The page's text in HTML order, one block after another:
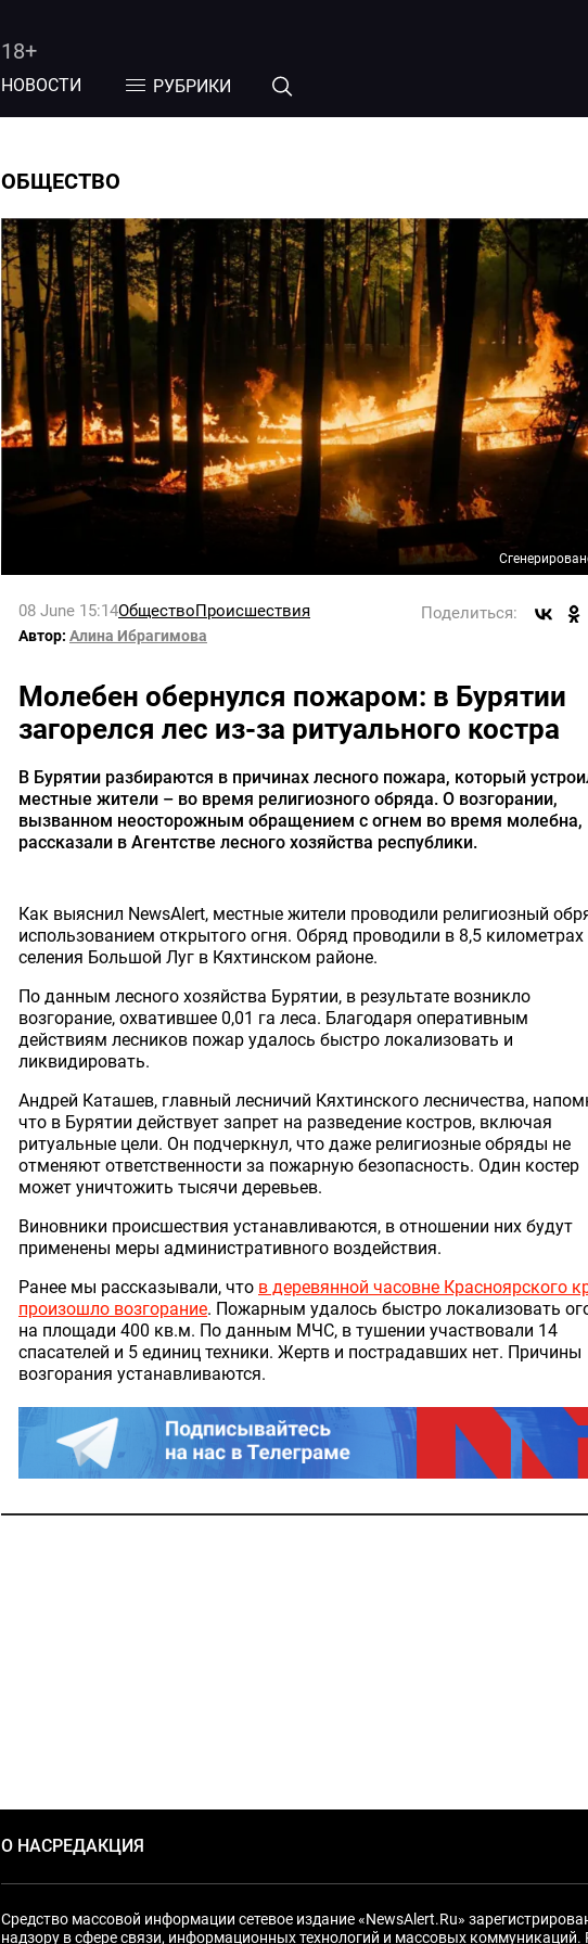
18+
НОВОСТИ РУБРИКИ
ОБЩЕСТВО
08 June 15:14ОбществоПроисшествия Поделиться:
Автор: Алина Ибрагимова
Молебен обернулся пожаром: в Бурятии
загорелся лес из-за ритуального костра
В Бурятии разбираются в причинах лесного пожара, который
местные жители – во время религиозного обряда. О возгорании,
вызванном неосторожным обращением с огнем во время молебна,
рассказали в Агентстве лесного хозяйства республики.
Как выяснил NewsAlert, местные жители проводили религиозный
использованием открытого огня. Обряд проводили в 8,5 километрах
селения Большой Луг в Кяхтинском районе.
По данным лесного хозяйства Бурятии, в результате возникло
возгорание, охватившее 0,01 га леса. Благодаря оперативным
действиям лесников пожар удалось быстро локализовать и
ликвидировать.
Андрей Каташев, главный лесничий Кяхтинского лесничества,
что в Бурятии действует запрет на разведение костров, включая
ритуальные цели. Он подчеркнул, что даже религиозные обряды не
отменяют ответственности за пожарную безопасность. Один костер
может уничтожить тысячи деревьев.
Виновники происшествия устанавливаются, в отношении них будут
применены меры административного воздействия.
Ранее мы рассказывали, что в деревянной часовне Красноярского
произошло возгорание. Пожарным удалось быстро локализовать
на площади 400 кв.м. По данным МЧС, в тушении участвовали 14
спасателей и 5 единиц техники. Жертв и пострадавших нет. Причины
возгорания устанавливаются.
О НАСРЕДАКЦИЯ
Средство массовой информации сетевое издание «NewsAlert.Ru»
надзору в сфере связи, информационных технологий и массовых